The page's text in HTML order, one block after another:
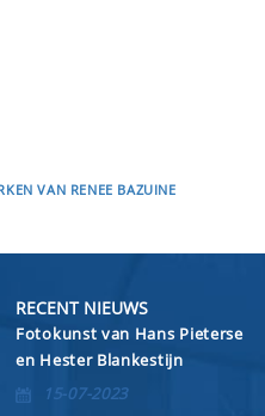
VAN RENEE BAZUINE
RECENT NIEUWS
Fotokunst van Hans Pieterse
en Hester Blankestijn
15-07-2023